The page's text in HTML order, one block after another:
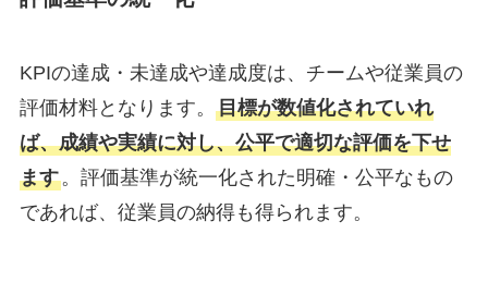
KPIの達成・未達成や達成度は、チームや従業員の
評価材料となります。 目標が数値化されていれ
ば、成績や実績に対し、公平で適切な評価を下せ
ます。評価基準が統一化された明確・公平なもの
であれば、従業員の納得も得られます。